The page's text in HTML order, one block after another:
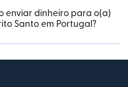
enviar dinheiro para o(a)
Santo em Portugal?